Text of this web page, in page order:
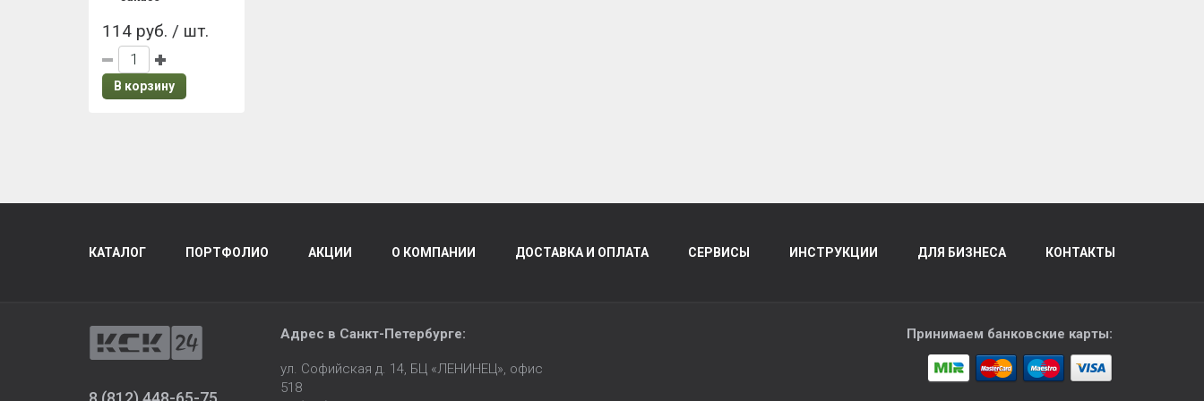
114 руб. / шт.
В корзину
КАТАЛОГ ПОРТФОЛИО АКЦИИ О КОМПАНИИ ДОСТАВКА И ОПЛАТА СЕРВИСЫ ИНСТРУКЦИИ ДЛЯ БИЗНЕСА КОНТАКТЫ
Адрес в Санкт-Петербурге:
ул. Софийская д. 14, БЦ «ЛЕНИНЕЦ», офис
518
Принимаем банковские карты: